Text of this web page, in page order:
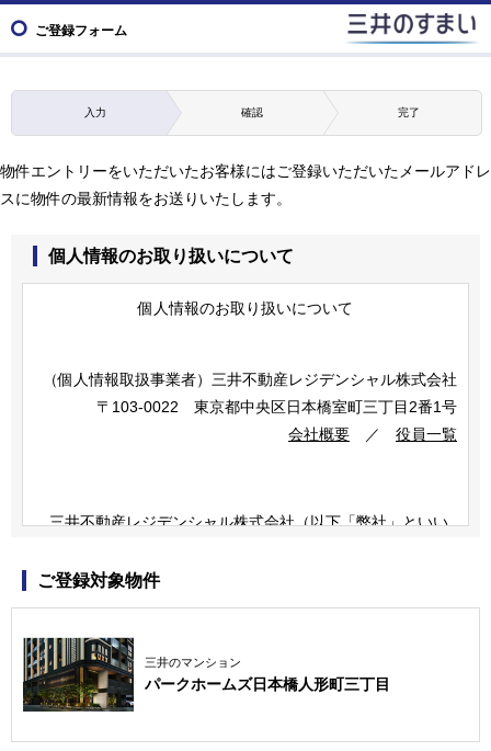
ご登録フォーム
入力 確認 完了
物件エントリーをいただいたお客様にはご登録いただいたメールアドレ
スに物件の最新情報をお送りいたします。
個人情報のお取り扱いについて
個人情報のお取り扱いについて
（個人情報取扱事業者） 三井不動産レジデンシャル株式会社
〒103-0022 東京都中央区日本橋室町三丁目2番1号
会社概要 ／ 役員一覧
三井不動産レジデンシャル株式会社（以下「弊社」といい
三井不動産グループは、すまいとくらしに関する事業のほ
か、商業施設事業、ホテル・リゾート事業、オフィスビル事
（詳細は三井不動産株式会社の
い）。
なお、弊社の個人情報保護方針および個人情報の取扱いに
つきましては、以下をご覧ください。
ご登録対象物件
三井のマンション
パークホームズ日本橋人形町三丁目